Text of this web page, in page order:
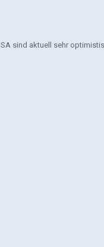
sind aktuell sehr